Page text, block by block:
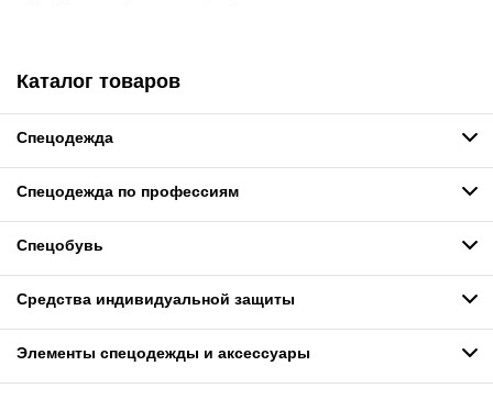
Каталог товаров
Спецодежда
Спецодежда по профессиям
Спецобувь
Средства индивидуальной защиты
Элементы спецодежды и аксессуары